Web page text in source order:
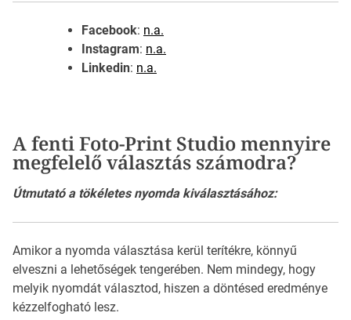
Facebook: n.a.
Instagram: n.a.
Linkedin: n.a.
A fenti Foto-Print Studio mennyire
megfelelő választás számodra?
Útmutató a tökéletes nyomda kiválasztásához:
Amikor a nyomda választása kerül terítékre, könnyű
elveszni a lehetőségek tengerében. Nem mindegy, hogy
melyik nyomdát választod, hiszen a döntésed eredménye
kézzelfogható lesz.